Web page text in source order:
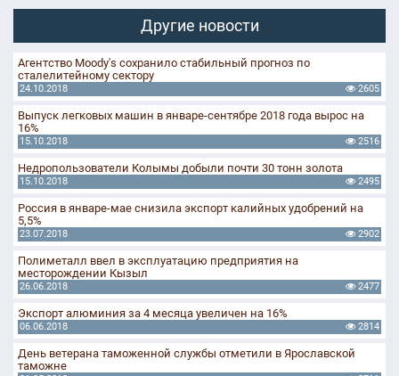
Другие новости
Агентство Moody's сохранило стабильный прогноз по
сталелитейному сектору
24.10.2018 2605
Выпуск легковых машин в январе-сентябре 2018 года вырос на
16%
15.10.2018 2516
Недропользователи Колымы добыли почти 30 тонн золота
15.10.2018 2495
Россия в январе-мае снизила экспорт калийных удобрений на
5,5%
23.07.2018 2902
Полиметалл ввел в эксплуатацию предприятия на
месторождении Кызыл
26.06.2018 2477
Экспорт алюминия за 4 месяца увеличен на 16%
06.06.2018 2814
День ветерана таможенной службы отметили в Ярославской
таможне